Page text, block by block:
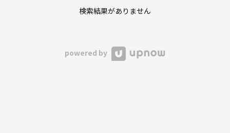
検索結果がありません
powered by